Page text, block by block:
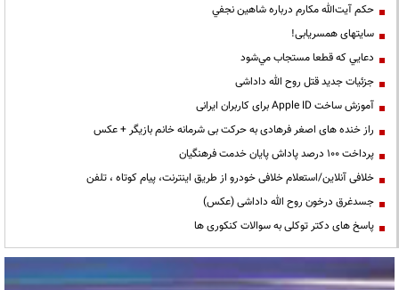
حكم آيت‌الله مكارم درباره شاهين نجفي
سایتهای همسریابی!
دعايي كه قطعا مستجاب مي‌شود
جزئیات جدید قتل روح الله داداشی
آموزش ساخت Apple ID برای کاربران ایرانی
راز خنده های اصغر فرهادی به حرکت بی شرمانه خانم بازیگر + عکس
پرداخت ۱۰۰ درصد پاداش پایان خدمت فرهنگیان
خلافی آنلاین/استعلام خلافی خودرو از طریق اینترنت، پیام کوتاه ، تلفن
جسدغرق درخون روح الله داداشی (عکس)
پاسخ های دکتر توکلی به سوالات کنکوری ها